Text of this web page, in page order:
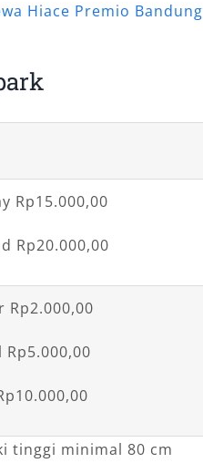
Hiace Premio Bandung
Rp15.000,00
Rp20.000,00
Rp2.000,00
Rp5.000,00
tinggi minimal 80 cm